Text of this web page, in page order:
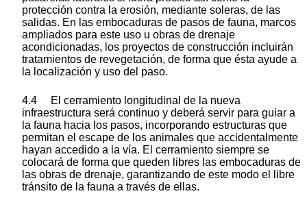
protección contra la erosión, mediante soleras, de las
salidas. En las embocaduras de pasos de fauna, marcos
ampliados para este uso u obras de drenaje
acondicionadas, los proyectos de construcción incluirán
tratamientos de revegetación, de forma que ésta ayude a
la localización y uso del paso.
4.4 El cerramiento longitudinal de la nueva
infraestructura será continuo y deberá servir para guiar a
la fauna hacia los pasos, incorporando estructuras que
permitan el escape de los animales que accidentalmente
hayan accedido a la vía. El cerramiento siempre se
colocará de forma que queden libres las embocaduras de
las obras de drenaje, garantizando de este modo el libre
tránsito de la fauna a través de ellas.